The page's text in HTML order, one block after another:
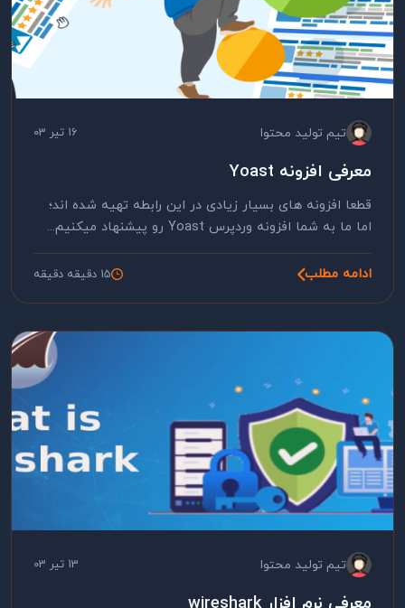
تیم تولید محتوا 16 تیر 03
معرفی افزونه Yoast
قطعا افزونه های بسیار زیادی در این رابطه تهیه شده اند؛
اما ما به شما افزونه وردپرس Yoast رو پیشنهاد میکنیم...
ادامه مطلب 15 دقیقه دقیقه
تیم تولید محتوا 13 تیر 03